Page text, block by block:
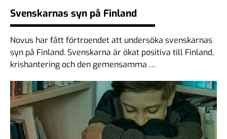
Svenskarnas syn på Finland
Novus har fått förtroendet att undersöka svenskarnas
syn på Finland. Svenskarna är ökat positiva till Finland,
krishantering och den gemensamma …